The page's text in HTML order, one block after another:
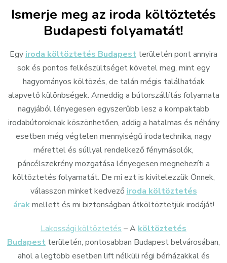
Ismerje meg az iroda költöztetés
Budapesti folyamatát!
Egy iroda költöztetés Budapest területén pont annyira
sok és pontos felkészültséget követel meg, mint egy
hagyományos költözés, de talán mégis találhatóak
alapvető különbségek. Ameddig a bútorszállítás folyamata
nagyjából lényegesen egyszerűbb lesz a kompaktabb
irodabútoroknak köszönhetően, addig a hatalmas és néhány
esetben még végtelen mennyiségű irodatechnika, nagy
mérettel és súllyal rendelkező fénymásolók,
páncélszekrény mozgatása lényegesen megnehezíti a
költöztetés folyamatát. De mi ezt is kivitelezzük Önnek,
válasszon minket kedvező iroda költöztetés
árakmellett és mi biztonságban átköltöztetjük irodáját!
Lakossági költöztetés – A költöztetés
Budapest területén, pontosabban Budapest belvárosában,
ahol a legtöbb esetben lift nélküli régi bérházakkal és